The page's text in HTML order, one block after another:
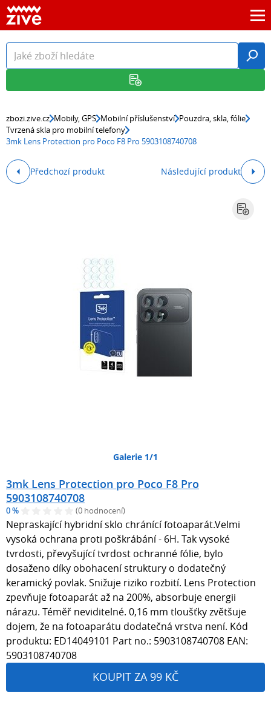
zbozi.zive.cz Mobily, GPS Mobilní příslušenství Pouzdra, skla, fólie
Tvrzená skla pro mobilní telefony
3mk Lens Protection pro Poco F8 Pro 5903108740708
Předchozí produkt Následující produkt
Galerie 1/1
3mk Lens Protection pro Poco F8 Pro
5903108740708
0 % (0 hodnocení)
Nepraskající hybridní sklo chránící fotoaparát.Velmi
vysoká ochrana proti poškrábání - 6H. Tak vysoké
tvrdosti, převyšující tvrdost ochranné fólie, bylo
dosaženo díky obohacení struktury o dodatečný
keramický povlak. Snižuje riziko rozbití. Lens Protection
zpevňuje fotoaparát až na 200%, absorbuje energii
nárazu. Téměř neviditelné. 0,16 mm tloušťky zvětšuje
dojem, že na fotoaparátu dodatečná vrstva není. Kód
produktu: ED14049101 Part no.: 5903108740708 EAN:
5903108740708
KOUPIT ZA 99 KČ